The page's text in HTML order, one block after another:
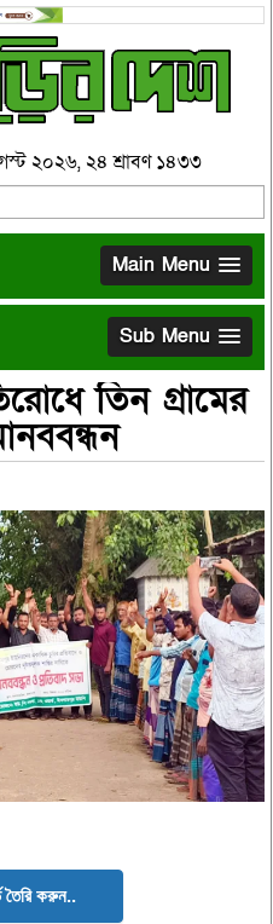
২০২৬, ২৪ শ্রাবণ ১৪৩৩
Main Menu
Sub Menu
তিন গ্রামের
তৈরি করুন..